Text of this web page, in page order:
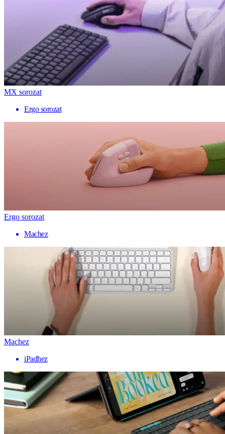
MX sorozat
Ergo sorozat
Ergo sorozat
Machez
Machez
iPadhez